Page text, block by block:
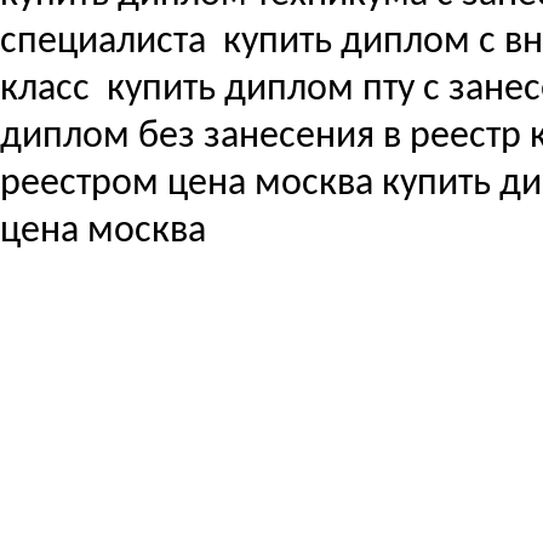
специалиста купить диплом с
класс купить диплом пту с
диплом без занесения в реестр
реестром цена москва купить
цена москва